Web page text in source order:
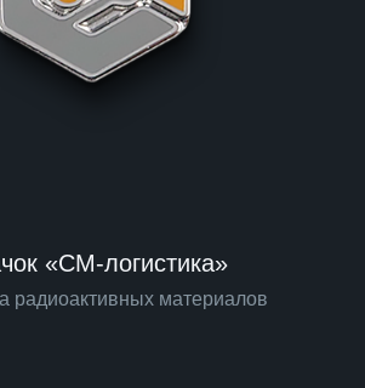
«СМ-логистика»
радиоактивных материалов